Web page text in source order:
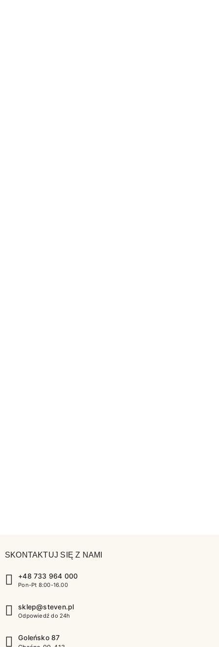
SKONTAKTUJ SIĘ Z NAMI
+48 733 964 000
Pon-Pt 8:00-16.00
sklep@steven.pl
Odpowiedź do 24h
Goleńsko 87